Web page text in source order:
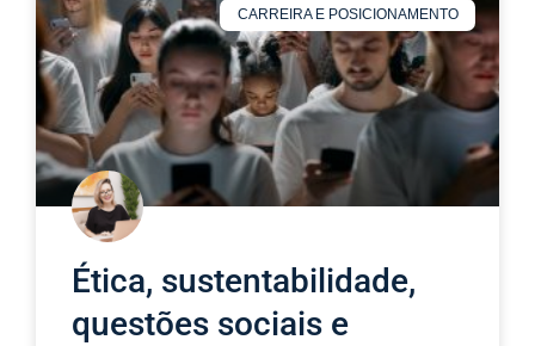
CARREIRA E POSICIONAMENTO
Ética, sustentabilidade,
questões sociais e